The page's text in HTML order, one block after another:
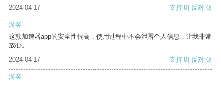
2024-04-17 支持[0] 反对[0]
游客
这款加速器app的安全性很高，使用过程中不会泄露个人信息，让我非常
放心。
2024-04-17
支持[0] 反对[0]
游客